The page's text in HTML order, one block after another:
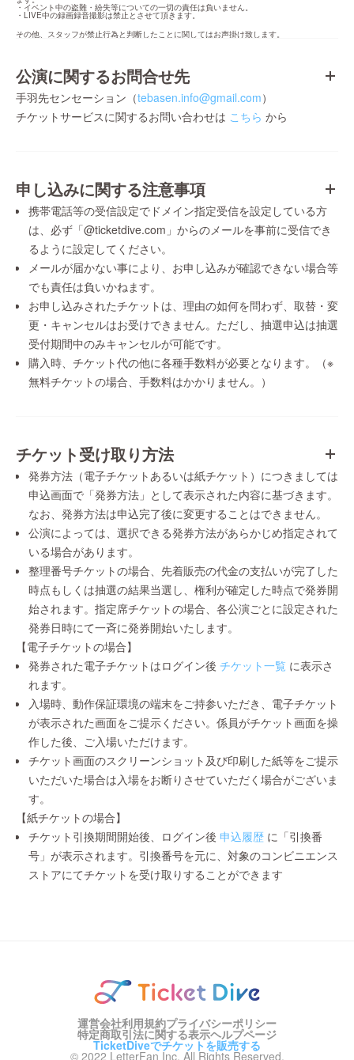
・イベント中の盗難・紛失等についての一切の責任は負いません。
・LIVE中の録画録音撮影は禁止とさせて頂きます。
その他、スタッフが禁止行為と判断したことに関してはお声掛け致します。
公演に関するお問合せ先
手羽先センセーション（tebasen.info@gmail.com）
チケットサービスに関するお問い合わせは こちら から
申し込みに関する注意事項
携帯電話等の受信設定でドメイン指定受信を設定している方
は、必ず「@ticketdive.com」からのメールを事前に受信でき
るように設定してください。
メールが届かない事により、お申し込みが確認できない場合等
でも責任は負いかねます。
お申し込みされたチケットは、理由の如何を問わず、取替・変
更・キャンセルはお受けできません。ただし、抽選申込は抽選
受付期間中のみキャンセルが可能です。
購入時、チケット代の他に各種手数料が必要となります。（※
無料チケットの場合、手数料はかかりません。）
チケット受け取り方法
発券方法（電子チケットあるいは紙チケット）につきましては
申込画面で「発券方法」として表示された内容に基づきます。
なお、発券方法は申込完了後に変更することはできません。
公演によっては、選択できる発券方法があらかじめ指定されて
いる場合があります。
整理番号チケットの場合、先着販売の代金の支払いが完了した
時点もしくは抽選の結果当選し、権利が確定した時点で発券開
始されます。指定席チケットの場合、各公演ごとに設定された
発券日時にて一斉に発券開始いたします。
【電子チケットの場合】
発券された電子チケットはログイン後 チケット一覧 に表示さ
れます。
入場時、動作保証環境の端末をご持参いただき、電子チケット
が表示された画面をご提示ください。係員がチケット画面を操
作した後、ご入場いただけます。
チケット画面のスクリーンショット及び印刷した紙等をご提示
いただいた場合は入場をお断りさせていただく場合がございま
す。
【紙チケットの場合】
チケット引換期間開始後、ログイン後 申込履歴 に「引換番
号」が表示されます。引換番号を元に、対象のコンビニエンス
ストアにてチケットを受け取りすることができます
運営会社利用規約プライバシーポリシー
特定商取引法に関する表示ヘルプページ
TicketDiveでチケットを販売する
© 2022 LetterFan Inc. All Rights Reserved.